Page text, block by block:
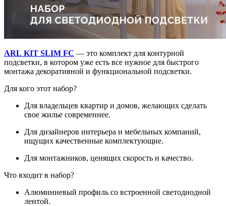
ARL KIT SLIM FC — это комплект для контурной
подсветки, в котором уже есть все нужное для быстрого
монтажа декоративной и функциональной подсветки.
Для кого этот набор?
Для владельцев квартир и домов, желающих сделать
свое жилье современнее.
Для дизайнеров интерьера и мебельных компаний,
ищущих качественные комплектующие.
Для монтажников, ценящих скорость и качество.
Что входит в набор?
Алюминиевый профиль со встроенной светодиодной
лентой.